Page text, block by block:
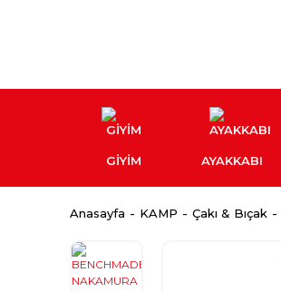
GİYİM AYAKKABI
Anasayfa KAMP Çakı & Bıçak